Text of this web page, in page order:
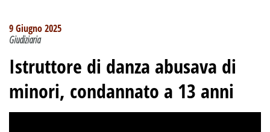
9 Giugno 2025
Giudiziaria
Istruttore di danza abusava di
minori, condannato a 13 anni